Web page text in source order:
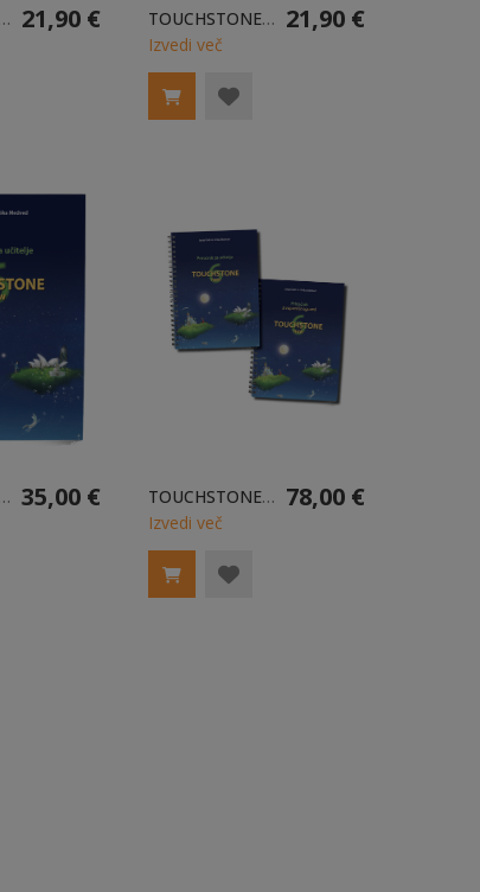
ZVEZEK 21,90 € TOUCHSTONE 5 - UČBENIK 21,90 €
Izvedi več
ZA UČITELJE 35,00 € TOUCHSTONE 6 NEW - PRIROČNIŠKI KOMPLET 78,00 €
Izvedi več